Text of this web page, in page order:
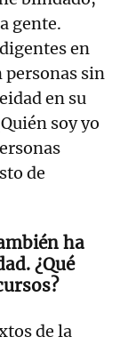
gente.
en
personas sin
en su
soy yo
de
ha
¿Qué
de la